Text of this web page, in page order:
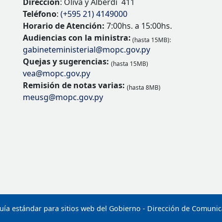
Teléfono: (+595 21) 4149000
Horario de Atención: 7:00hs. a 15:00hs.
Audiencias con la ministra: (hasta 15MB):
gabineteministerial@mopc.gov.py
Quejas y sugerencias: (hasta 15MB)
vea@mopc.gov.py
Remisión de notas varias: (hasta 8MB)
meusg@mopc.gov.py
estándar para sitios web del Gobierno - Dirección de